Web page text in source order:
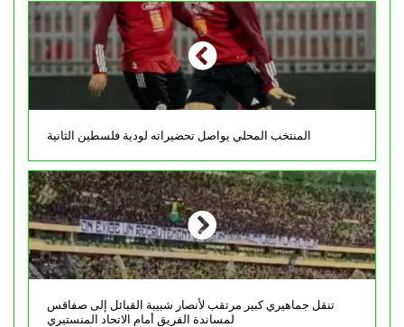
المنتخب المحلي يواصل تحضيراته لودية فلسطين الثانية
تنقل جماهيري كبير مرتقب لأنصار شبيبة القبائل إلى صفاقس
لمساندة الفريق أمام الاتحاد المنستيري